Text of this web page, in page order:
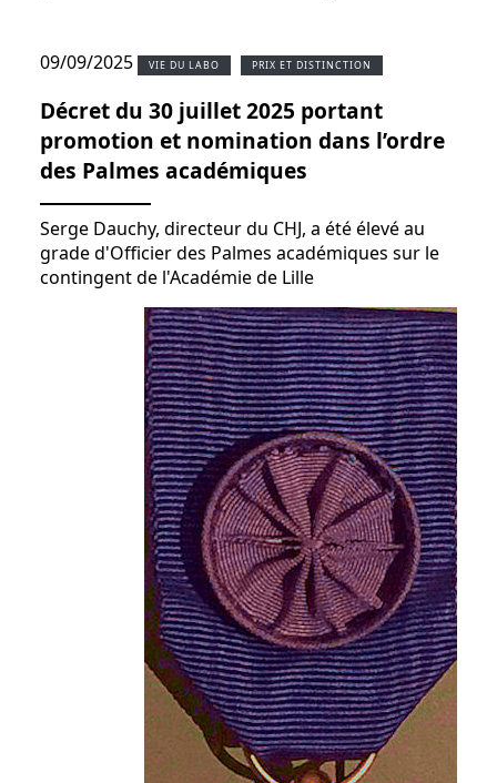
09/09/2025 VIE DU LABO PRIX ET DISTINCTION
Décret du 30 juillet 2025 portant
promotion et nomination dans l’ordre
des Palmes académiques
Serge Dauchy, directeur du CHJ, a été élevé au
grade d'Officier des Palmes académiques sur le
contingent de l'Académie de Lille